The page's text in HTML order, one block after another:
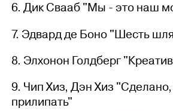
6. Дик Свааб "Мы - это наш
7. Эдвард де Боно "Шесть
8. Элхонон Голдберг
9. Чип Хиз, Дэн Хиз
прилипать"